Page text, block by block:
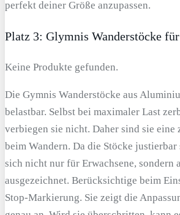
perfekt deiner Größe anzupassen.
Platz 3: Glymnis Wanderstöcke
Keine Produkte gefunden.
Die Gymnis Wanderstöcke aus
belastbar. Selbst bei maximaler Last
verbiegen sie nicht. Daher sind sie eine
beim Wandern. Da die Stöcke justierbar
sich nicht nur für Erwachsene, sondern
ausgezeichnet. Berücksichtige beim
Stop-Markierung. Sie zeigt die